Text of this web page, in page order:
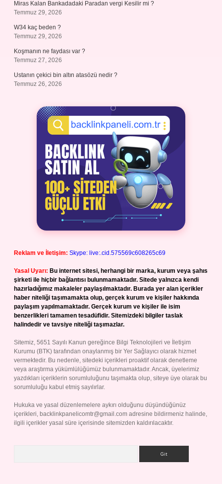
Miras Kalan Bankadadaki Paradan vergi Kesilir mi ?
Temmuz 29, 2026
W34 kaç beden ?
Temmuz 29, 2026
Koşmanın ne faydası var ?
Temmuz 27, 2026
Ustanın çekici bin altın atasözü nedir ?
Temmuz 26, 2026
Reklam ve İletişim: Skype: live:.cid.575569c608265c69
Yasal Uyarı: Bu internet sitesi, herhangi bir marka, kurum veya şahıs
şirketi ile hiçbir bağlantısı bulunmamaktadır. Sitede yalnızca kendi
hazırladığımız makaleler paylaşılmaktadır. Burada yer alan içerikler
haber niteliği taşımamakta olup, gerçek kurum ve kişiler hakkında
paylaşım yapılmamaktadır. Gerçek kurum ve kişiler ile isim
benzerlikleri tamamen tesadüfidir. Sitemizdeki bilgiler taslak
halindedir ve tavsiye niteliği taşımazlar.
Sitemiz, 5651 Sayılı Kanun gereğince Bilgi Teknolojileri ve İletişim
Kurumu (BTK) tarafından onaylanmış bir Yer Sağlayıcı olarak hizmet
vermektedir. Bu nedenle, sitedeki içerikleri proaktif olarak denetleme
veya araştırma yükümlülüğümüz bulunmamaktadır. Ancak, üyelerimiz
yazdıkları içeriklerin sorumluluğunu taşımakta olup, siteye üye olarak bu
sorumluluğu kabul etmiş sayılırlar.
Hukuka ve yasal düzenlemelere aykırı olduğunu düşündüğünüz
içerikleri, backlinkpanelicomtr@gmail.com adresine bildirmeniz halinde,
ilgili içerikler yasal süre içerisinde sitemizden kaldırılacaktır.